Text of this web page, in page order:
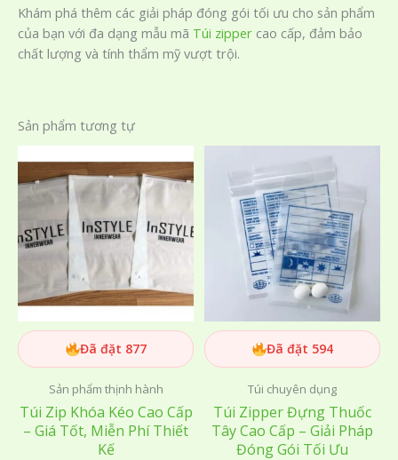
Khám phá thêm các giải pháp đóng gói tối ưu cho sản phẩm
của bạn với đa dạng mẫu mã Túi zipper cao cấp, đảm bảo
chất lượng và tính thẩm mỹ vượt trội.
Sản phẩm tương tự
Đã đặt 877
Sản phẩm thịnh hành
Túi Zip Khóa Kéo Cao Cấp
– Giá Tốt, Miễn Phí Thiết
Kế
Đã đặt 594
Túi chuyên dụng
Túi Zipper Đựng Thuốc
Tây Cao Cấp – Giải Pháp
Đóng Gói Tối Ưu